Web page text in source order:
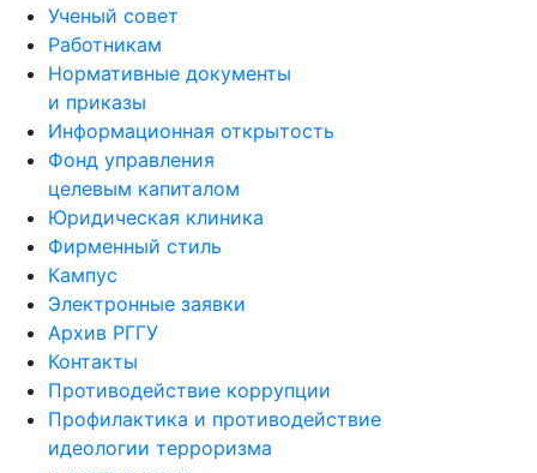
Ученый совет
Работникам
Нормативные документы
и приказы
Информационная открытость
Фонд управления
целевым капиталом
Юридическая клиника
Фирменный стиль
Кампус
Электронные заявки
Архив РГГУ
Контакты
Противодействие коррупции
Профилактика и противодействие
идеологии терроризма